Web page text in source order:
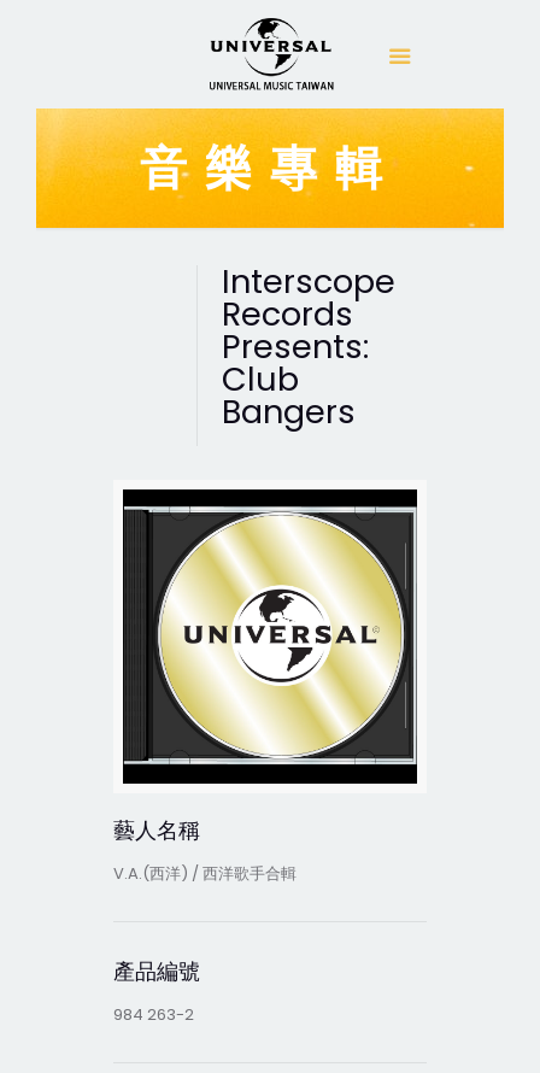
音樂專輯
Interscope
Records
Presents:
Club
Bangers
藝人名稱
V.A.(西洋) / 西洋歌手合輯
產品編號
984 263-2